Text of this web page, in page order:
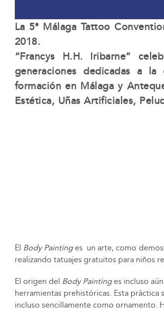
La 5ª Málaga Tattoo
2018.
“Francys H.H. Iribarne”
generaciones dedicadas a
formación en Málaga y
Estética, Uñas Artificiales,
El Body Paintinges un arte, como
realizando tatuajes gratuitos para niños
El origen del Body Paintinges incluso
herramientas prehistóricas. Esta
incluso sencillamente como ornamento.